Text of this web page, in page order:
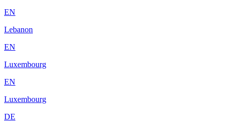
EN
Lebanon
EN
Luxembourg
EN
Luxembourg
DE